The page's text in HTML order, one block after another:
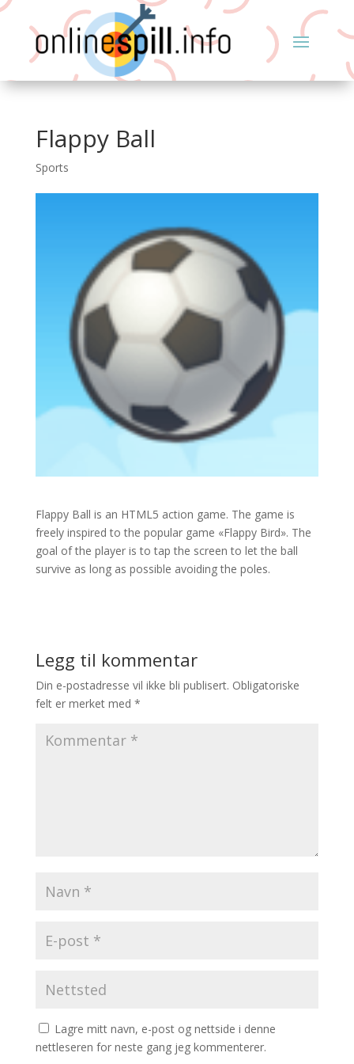
Flappy Ball
Sports
Flappy Ball is an HTML5 action game. The game is
freely inspired to the popular game «Flappy Bird». The
goal of the player is to tap the screen to let the ball
survive as long as possible avoiding the poles.
Legg til kommentar
Din e-postadresse vil ikke bli publisert. Obligatoriske
felt er merket med *
Lagre mitt navn, e-post og nettside i denne
nettleseren for neste gang jeg kommenterer.